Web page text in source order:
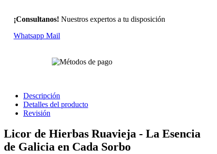
¡Consultanos! Nuestros expertos a tu disposición
Whatsapp Mail
Descripción
Detalles del producto
Revisión
Licor de Hierbas Ruavieja - La Esencia
de Galicia en Cada Sorbo